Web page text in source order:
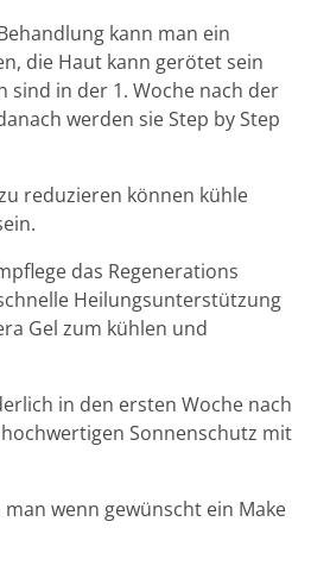
kann man ein
die Haut kann gerötet sein
sind in der 1. Woche nach der
werden sie Step by Step
reduzieren können kühle
das Regenerations
Heilungsunterstützung
Gel zum kühlen und
in den ersten Woche nach
Sonnenschutz mit
wenn gewünscht ein Make